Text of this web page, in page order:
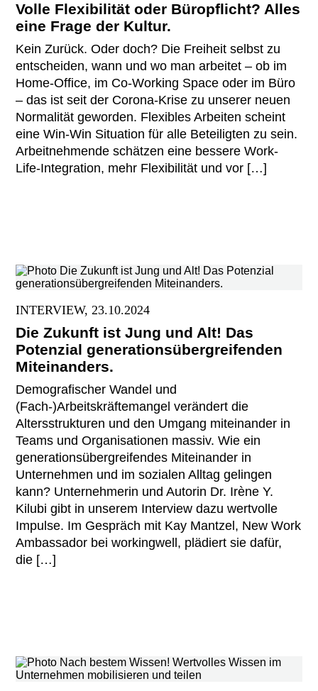
Volle Flexibilität oder Büropflicht? Alles
eine Frage der Kultur.
Kein Zurück. Oder doch? Die Freiheit selbst zu
entscheiden, wann und wo man arbeitet – ob im
Home-Office, im Co-Working Space oder im Büro
– das ist seit der Corona-Krise zu unserer neuen
Normalität geworden. Flexibles Arbeiten scheint
eine Win-Win Situation für alle Beteiligten zu sein.
Arbeitnehmende schätzen eine bessere Work-
Life-Integration, mehr Flexibilität und vor […]
INTERVIEW, 23.10.2024
Die Zukunft ist Jung und Alt! Das
Potenzial generationsübergreifenden
Miteinanders.
Demografischer Wandel und
(Fach-)Arbeitskräftemangel verändert die
Altersstrukturen und den Umgang miteinander in
Teams und Organisationen massiv. Wie ein
generationsübergreifendes Miteinander in
Unternehmen und im sozialen Alltag gelingen
kann? Unternehmerin und Autorin Dr. Irène Y.
Kilubi gibt in unserem Interview dazu wertvolle
Impulse. Im Gespräch mit Kay Mantzel, New Work
Ambassador bei workingwell, plädiert sie dafür,
die […]